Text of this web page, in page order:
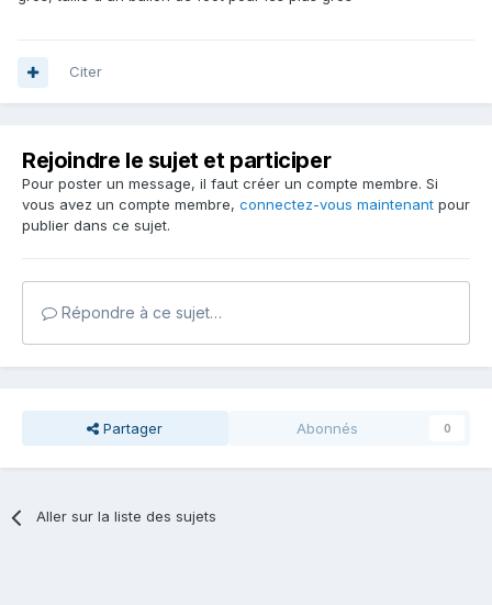
Citer
Rejoindre le sujet et participer
Pour poster un message, il faut créer un compte membre. Si
vous avez un compte membre, connectez-vous maintenant pour
publier dans ce sujet.
Répondre à ce sujet…
Partager Abonnés 0
Aller sur la liste des sujets